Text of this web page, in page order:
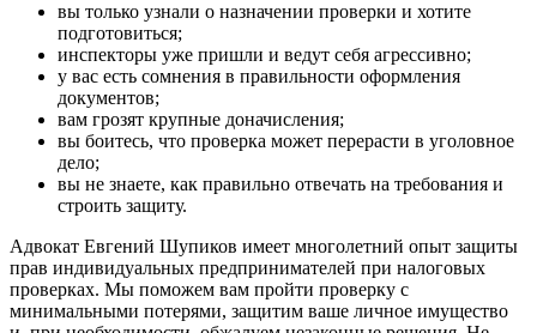
вы только узнали о назначении проверки и хотите
подготовиться;
инспекторы уже пришли и ведут себя агрессивно;
у вас есть сомнения в правильности оформления
документов;
вам грозят крупные доначисления;
вы боитесь, что проверка может перерасти в уголовное
дело;
вы не знаете, как правильно отвечать на требования и
строить защиту.
Адвокат Евгений Шупиков имеет многолетний опыт защиты
прав индивидуальных предпринимателей при налоговых
проверках. Мы поможем вам пройти проверку с
минимальными потерями, защитим ваше личное имущество